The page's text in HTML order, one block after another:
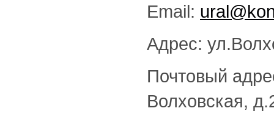
Email:
Адрес:
Почтовый
Волховская,